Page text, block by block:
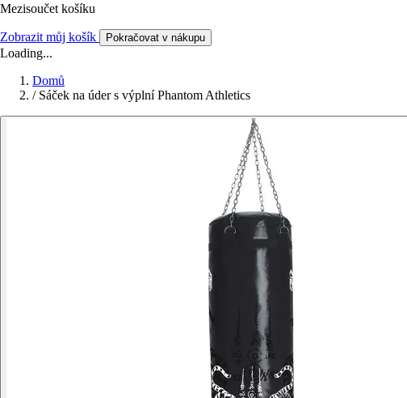
Mezisoučet košíku
Zobrazit můj košík Pokračovat v nákupu
Loading...
Domů
/ Sáček na úder s výplní Phantom Athletics